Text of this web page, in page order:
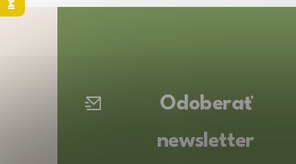
Z
Odoberať
newsletter